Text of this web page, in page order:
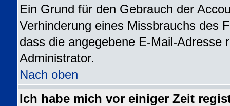
Ein Grund für den Gebrauch der
Verhinderung eines Missbrauchs des
dass die angegebene E-Mail-Adresse
Administrator.
Nach oben
Ich habe mich vor einiger Zeit